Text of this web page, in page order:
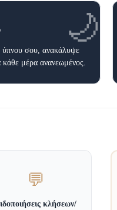
🌙
ύπνου σου, ανακάλυψε
κάθε μέρα ανανεωμένος.
💬
κλήσεων/